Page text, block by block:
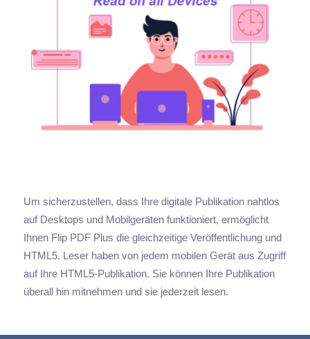
Um sicherzustellen, dass Ihre digitale Publikation nahtlos
auf Desktops und Mobilgeräten funktioniert, ermöglicht
Ihnen Flip PDF Plus die gleichzeitige Veröffentlichung und
HTML5. Leser haben von jedem mobilen Gerät aus Zugriff
auf Ihre HTML5-Publikation. Sie können Ihre Publikation
überall hin mitnehmen und sie jederzeit lesen.